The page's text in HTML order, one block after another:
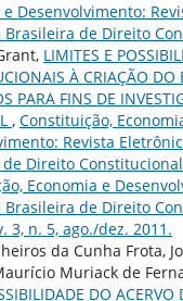
e Desenvolvimento:
Brasileira de Direito
LIMITES E
À CRIAÇÃO DO
PARA FINS DE
, Constituição,
Revista
Direito
Economia e
Brasileira de Direito
3, n. 5, ago./dez. 2011.
da Cunha Frota,
Muriack de
DO ACERVO